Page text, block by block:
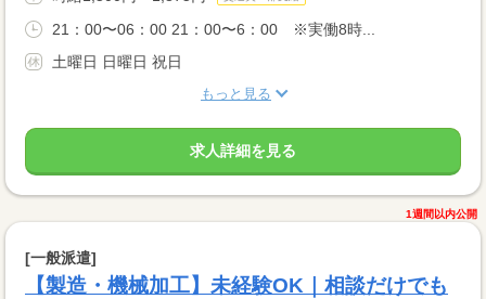
21：00〜06：00 21：00〜6：00 ※実働8時...
土曜日 日曜日 祝日
もっと見る
求人詳細を見る
1週間以内公開
[一般派遣]
【製造・機械加工】未経験OK｜相談だけでも